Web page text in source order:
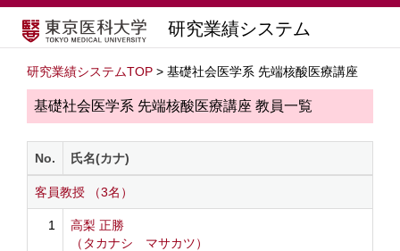
研究業績システム
研究業績システムTOP > 基礎社会医学系 先端核酸医療講座
基礎社会医学系 先端核酸医療講座 教員一覧
No. 氏名(カナ)
客員教授 （3名）
1
高梨 正勝
（タカナシ マサカツ）